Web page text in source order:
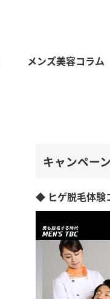
メンズ美容コラム
キャンペー
◆ ヒゲ脱毛体験